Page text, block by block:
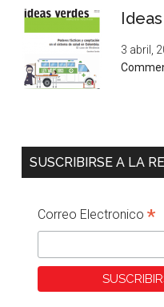
3 abril,
SUSCRIBIRSE A LA
Correo Electronico *